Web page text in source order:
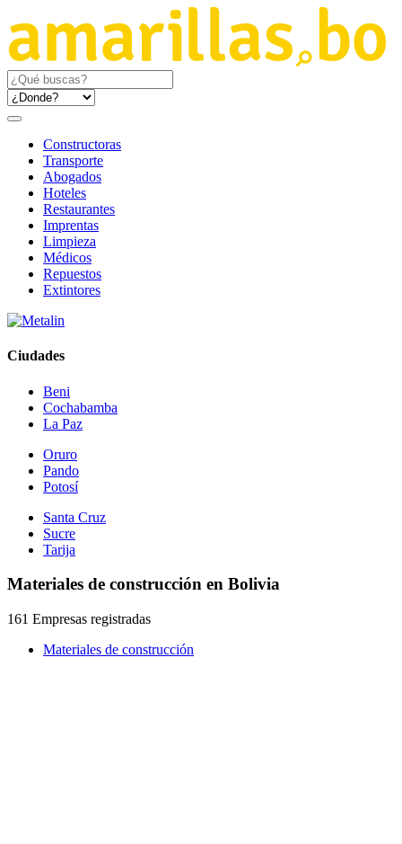
Constructoras
Transporte
Abogados
Hoteles
Restaurantes
Imprentas
Limpieza
Médicos
Repuestos
Extintores
Ciudades
Beni
Cochabamba
La Paz
Oruro
Pando
Potosí
Santa Cruz
Sucre
Tarija
Materiales de construcción en Bolivia
161 Empresas registradas
Materiales de construcción